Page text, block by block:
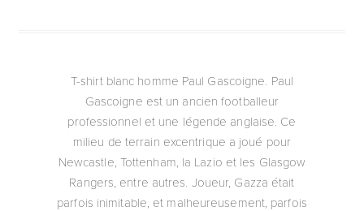
T-shirt blanc homme Paul Gascoigne. Paul
Gascoigne est un ancien footballeur
professionnel et une légende anglaise. Ce
milieu de terrain excentrique a joué pour
Newcastle, Tottenham, la Lazio et les Glasgow
Rangers, entre autres. Joueur, Gazza était
parfois inimitable, et malheureusement, parfois